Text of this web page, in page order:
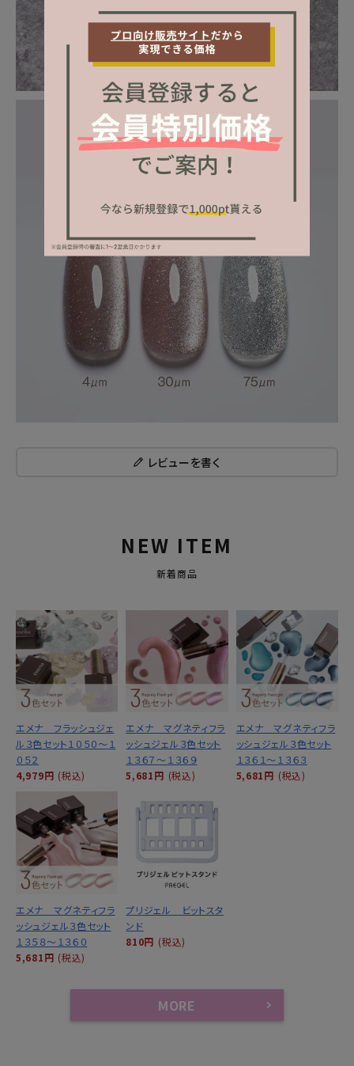
レビューを書く
NEW ITEM
新着商品
エメナ フラッシュジェ
ル３色セット１０５０～１
０５２
4,979円 (税込)
エメナ マグネティフラ
ッシュジェル３色セット
１３６７～１３６９
5,681円 (税込)
エメナ マグネティフラ
ッシュジェル３色セット
１３６１～１３６３
5,681円 (税込)
エメナ マグネティフラ
ッシュジェル３色セット
１３５８～１３６０
5,681円 (税込)
プリジェル ビットスタ
ンド
810円 (税込)
MORE